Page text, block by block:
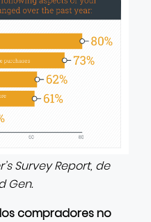
Survey Report, de
Gen.
compradores no